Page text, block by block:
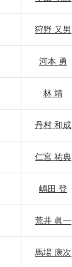
狩野 又男
河本 勇
林 靖
丹村 和成
仁宮 祐典
嶋田 登
荒井 眞一
馬場 康次